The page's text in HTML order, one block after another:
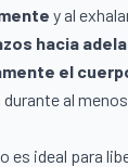
y al
hacia
el
al menos
es ideal para